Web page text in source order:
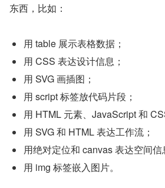
东西，比如：
用 table 展示表格数据；
用 CSS 表达设计信息；
用 SVG 画插图；
用 script 标签放代码片段；
用 HTML 元素、JavaScript 和
用 SVG 和 HTML 表达工作流；
用绝对定位和 canvas 表达空间信
用 img 标签嵌入图片。